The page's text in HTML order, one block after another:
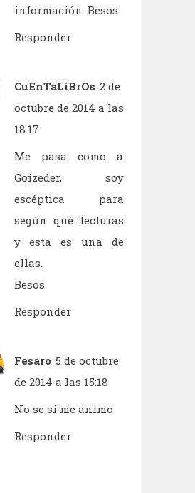
información. Besos.
Responder
CuEnTaLiBrOs 2 de
octubre de 2014 a las
18:17
Me pasa como a
Goizeder, soy
escéptica para
según qué lecturas
y esta es una de
ellas.
Besos
Responder
Fesaro 5 de octubre
de 2014 a las 15:18
No se si me animo
Responder